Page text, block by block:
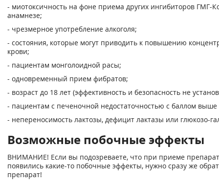
- миотоксичность на фоне приема других ингибиторов ГМГ-
анамнезе;
- чрезмерное употребление алкоголя;
- состояния, которые могут приводить к повышению
крови;
- пациентам монголоидной расы;
- одновременный прием фибратов;
- возраст до 18 лет (эффективность и безопасность не
- пациентам с печеночной недостаточностью с баллом
- непереносимость лактозы, дефицит лактазы или глюкозо-
Возможные побочные эффекты
ВНИМАНИЕ! Если вы подозреваете, что при приеме
появились какие-то побочные эффекты, нужно сразу же
препарат!